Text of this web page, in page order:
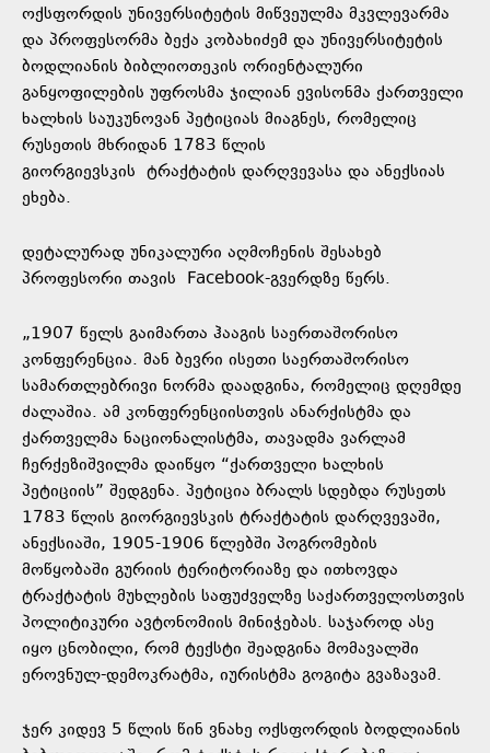
ოქსფორდის უნივერსიტეტის მიწვეულმა მკვლევარმა
და პროფესორმა ბექა კობახიძემ და უნივერსიტეტის
ბოდლიანის ბიბლიოთეკის ორიენტალური
განყოფილების უფროსმა ჯილიან ევისონმა ქართველი
ხალხის საუკუნოვან პეტიციას მიაგნეს, რომელიც
რუსეთის მხრიდან 1783 წლის
გიორგიევსკის ტრაქტატის დარღვევასა და ანექსიას
ეხება.
დეტალურად უნიკალური აღმოჩენის შესახებ
პროფესორი თავის Facebook-გვერდზე წერს.
„1907 წელს გაიმართა ჰააგის საერთაშორისო
კონფერენცია. მან ბევრი ისეთი საერთაშორისო
სამართლებრივი ნორმა დაადგინა, რომელიც დღემდე
ძალაშია. ამ კონფერენციისთვის ანარქისტმა და
ქართველმა ნაციონალისტმა, თავადმა ვარლამ
ჩერქეზიშვილმა დაიწყო “ქართველი ხალხის
პეტიციის” შედგენა. პეტიცია ბრალს სდებდა რუსეთს
1783 წლის გიორგიევსკის ტრაქტატის დარღვევაში,
ანექსიაში, 1905-1906 წლებში პოგრომების
მოწყობაში გურიის ტერიტორიაზე და ითხოვდა
ტრაქტატის მუხლების საფუძველზე საქართველოსთვის
პოლიტიკური ავტონომიის მინიჭებას. საჯაროდ ასე
იყო ცნობილი, რომ ტექსტი შეადგინა მომავალში
ეროვნულ-დემოკრატმა, იურისტმა გოგიტა გვაზავამ.
ჯერ კიდევ 5 წლის წინ ვნახე ოქსფორდის ბოდლიანის